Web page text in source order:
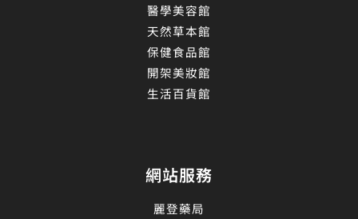
醫學美容館
天然草本館
保健食品館
開架美妝館
生活百貨館
網站服務
麗登藥局